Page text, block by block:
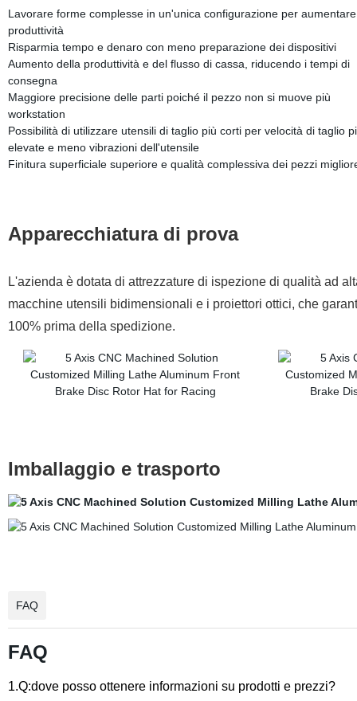
Lavorare forme complesse in un'unica configurazione per
produttività
Risparmia tempo e denaro con meno preparazione dei dispositivi
Aumento della produttività e del flusso di cassa, riducendo i tempi di
consegna
Maggiore precisione delle parti poiché il pezzo non si muove più
workstation
Possibilità di utilizzare utensili di taglio più corti per velocità di taglio
elevate e meno vibrazioni dell'utensile
Finitura superficiale superiore e qualità complessiva dei pezzi
Apparecchiatura di prova
L'azienda è dotata di attrezzature di ispezione di qualità ad
macchine utensili bidimensionali e i proiettori ottici, che
100% prima della spedizione.
Imballaggio e trasporto
FAQ
FAQ
1.Q:dove posso ottenere informazioni su prodotti e prezzi?